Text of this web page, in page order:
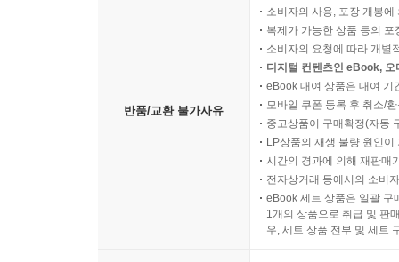
반품/교환 불가사유
소비자의 사용, 포장 개봉
복제가 가능한 상품 등의
소비자의 요청에 따라 개별
디지털 컨텐츠인 eBook,
eBook 대여 상품은 대여 기
모바일 쿠폰 등록 후 취소/
중고상품이 구매확정(자동
LP상품의 재생 불량 원인
시간의 경과에 의해 재판매
전자상거래 등에서의 소비
eBook 세트 상품은 일괄 구
1개의 상품으로 취급 및 판
우, 세트 상품 전부 및 세트